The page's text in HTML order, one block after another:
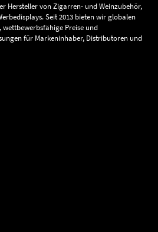
Hersteller von Zigarren- und Weinzubehör,
Seit 2013 bieten wir globalen
Preise und
für Markeninhaber, Distributoren und